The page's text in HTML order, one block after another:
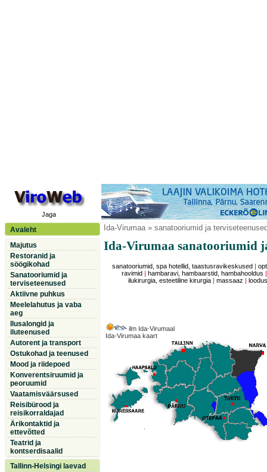
Jaga
Avaleht
Majutus
Restoranid ja
söögikohad
Sanatooriumid ja
terviseteenused
Aktiivne puhkus
Meelelahutus ja vaba
aeg
Ilusalongid ja
iluteenused
Autorent ja transport
Ostukohad ja teenused
Mood ja riidepoed
Konverentsiruumid ja
peoruumid
Vaatamisväärsused
Reisibürood ja
reisikorraldajad
Ärikontaktid ja
ettevõtted
Teatrid ja
kontserdisaalid
Tallinn-Helsingi laevad
Ida-Virumaa» sanatooriumid ja
Ida-Virumaa sanatooriumid
sanatooriumid, spa hotellid, taastusravikeskused |
ravimid
hambaravi, hambaarstid, hambahooldus
ilukirurgia, esteetiline kirurgia| massaaz
ilm Ida-Virumaal
Ida-Virumaa kaart